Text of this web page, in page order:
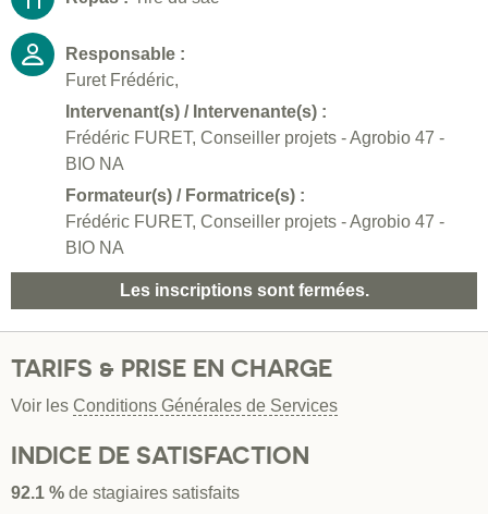
Responsable :
Furet Frédéric,
Intervenant(s) / Intervenante(s) :
Frédéric FURET, Conseiller projets - Agrobio 47 -
BIO NA
Formateur(s) / Formatrice(s) :
Frédéric FURET, Conseiller projets - Agrobio 47 -
BIO NA
Les inscriptions sont fermées.
TARIFS & PRISE EN CHARGE
Voir les Conditions Générales de Services
INDICE DE SATISFACTION
92.1 % de stagiaires satisfaits